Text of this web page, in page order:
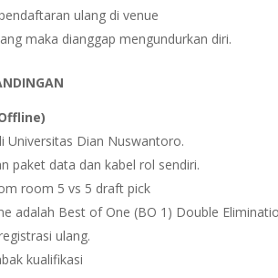
ulang di venue
maka dianggap mengundurkan diri.
Universitas Dian Nuswantoro.
paket data dan kabel rol sendiri.
room 5 vs 5 draft pick
adalah Best of One (BO 1) Double
ulang.
kualifikasi